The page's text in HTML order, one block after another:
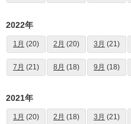
2022年
1月 (20) 2月 (20) 3月 (21)
7月 (21) 8月 (18) 9月 (18)
2021年
1月 (20) 2月 (18) 3月 (21)